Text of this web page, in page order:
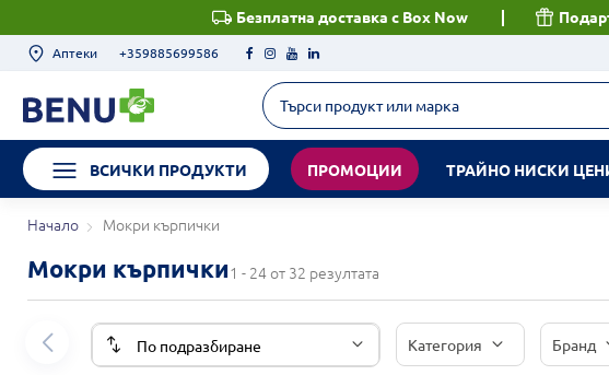
Безплатна доставка с Box Now
Аптеки +359885699586
ВСИЧКИ ПРОДУКТИ ПРОМОЦИИ ТРАЙНО НИСКИ
Начало Мокри кърпички
Мокри кърпички1 - 24 от 32 резултата
Категория Бранд